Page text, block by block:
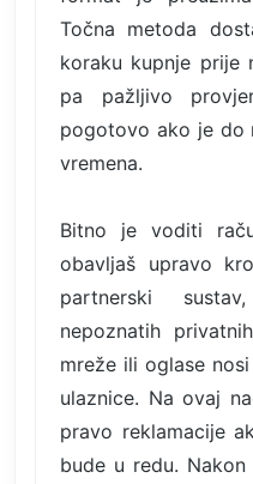
Točna metoda
koraku kupnje prije
pa pažljivo
pogotovo ako je do
vremena.
Bitno je voditi
obavljaš upravo
partnerski
nepoznatih
mreže ili oglase
ulaznice. Na ovaj
pravo reklamacije
bude u redu.